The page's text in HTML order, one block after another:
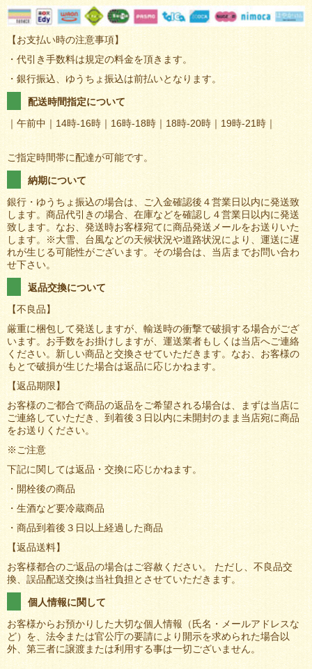
【お支払い時の注意事項】
・代引き手数料は規定の料金を頂きます。
・銀行振込、ゆうちょ振込は前払いとなります。
配送時間指定について
｜午前中｜14時-16時｜16時-18時｜18時-20時｜19時-21時｜
ご指定時間帯に配達が可能です。
納期について
銀行・ゆうちょ振込の場合は、ご入金確認後４営業日以内に発送致
します。商品代引きの場合、在庫などを確認し４営業日以内に発送
致します。なお、発送時お客様宛てに商品発送メールをお送りいた
します。※大雪、台風などの天候状況や道路状況により、運送に遅
れが生じる可能性がございます。その場合は、当店までお問い合わ
せ下さい。
返品交換について
【不良品】
厳重に梱包して発送しますが、輸送時の衝撃で破損する場合がござ
います。お手数をお掛けしますが、運送業者もしくは当店へご連絡
ください。新しい商品と交換させていただきます。なお、お客様の
もとで破損が生じた場合は返品に応じかねます。
【返品期限】
お客様のご都合で商品の返品をご希望される場合は、まずは当店に
ご連絡していただき、到着後３日以内に未開封のまま当店宛に商品
をお送りください。
※ご注意
下記に関しては返品・交換に応じかねます。
・開栓後の商品
・生酒など要冷蔵商品
・商品到着後３日以上経過した商品
【返品送料】
お客様都合のご返品の場合はご容赦ください。 ただし、不良品交
換、誤品配送交換は当社負担とさせていただきます。
個人情報に関して
お客様からお預かりした大切な個人情報（氏名・メールアドレスな
ど）を、法令または官公庁の要請により開示を求められた場合以
外、第三者に譲渡または利用する事は一切ございません。